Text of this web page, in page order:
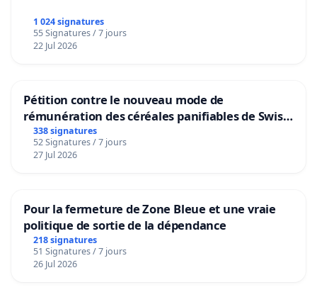
1 024 signatures
55 Signatures / 7 jours
22 Jul 2026
Pétition contre le nouveau mode de
rémunération des céréales panifiables de Swiss
granum basé sur la teneur en protéines
338 signatures
52 Signatures / 7 jours
27 Jul 2026
Pour la fermeture de Zone Bleue et une vraie
politique de sortie de la dépendance
218 signatures
51 Signatures / 7 jours
26 Jul 2026